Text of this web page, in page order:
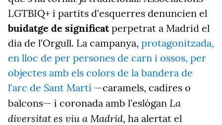
LGTBIQ+ i partits d'esquerres denuncien el
buidatge de significatperpetrat a Madrid el
dia de l'Orgull. La campanya, protagonitzada,
en lloc de per persones de carn i ossos, per
objectes amb els colors de la bandera de
l'arc de Sant Martí —caramels, cadires o
balcons— i coronada amb l'eslògan La
diversitat es viu a Madrid, ha alertat el